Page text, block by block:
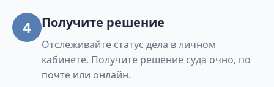
4 Получите решение
Отслеживайте статус дела в личном
кабинете. Получите решение суда очно, по
почте или онлайн.